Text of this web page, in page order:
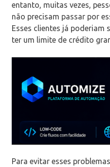
entanto, muitas vezes,
não precisam passar por
Esses clientes já poderiam
ter um limite de crédito
Para evitar esses